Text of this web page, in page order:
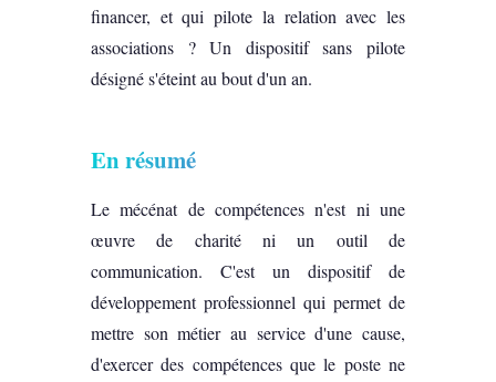
financer, et qui pilote la relation avec les
associations ? Un dispositif sans pilote
désigné s'éteint au bout d'un an.
En résumé
Le mécénat de compétences n'est ni une
œuvre de charité ni un outil de
communication. C'est un dispositif de
développement professionnel qui permet de
mettre son métier au service d'une cause,
d'exercer des compétences que le poste ne